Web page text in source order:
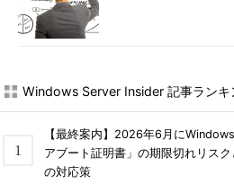
Windows Server Insider 記事ランキ
【最終案内】2026年6月に
アブート証明書」の期限切れリス
の対応策